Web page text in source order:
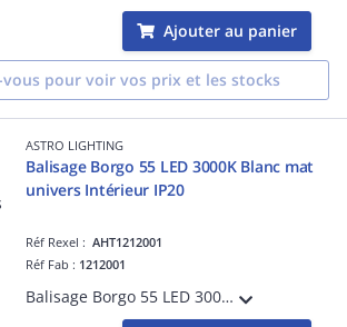
Ajouter au panier
vous pour voir vos prix et les stocks
ASTRO LIGHTING
Balisage Borgo 55 LED 3000K Blanc mat
univers Intérieur IP20
Réf Rexel :AHT1212001
Réf Fab : 1212001
Balisage Borgo 55 LED 3000K Blanc mat référence 1212001 univers Intérieur source incluse 1 x 2W LED dimmable driver requis IP20 Classe III - Basse tension Zone 3